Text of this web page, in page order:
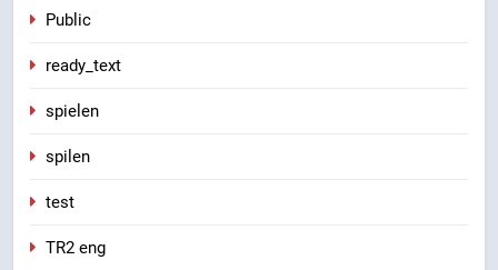
Public
ready_text
spielen
spilen
test
TR2 eng